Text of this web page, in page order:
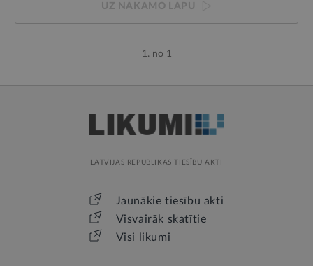
UZ NĀKAMO LAPU
1. no 1
LATVIJAS REPUBLIKAS TIESĪBU AKTI
Jaunākie tiesību akti
Visvairāk skatītie
Visi likumi